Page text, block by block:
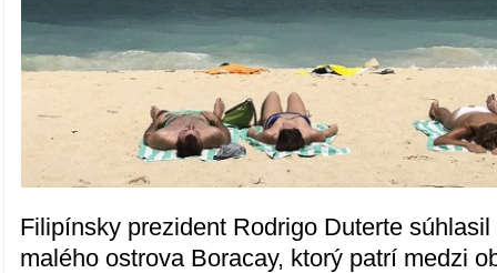
Filipínsky prezident Rodrigo Duterte
malého ostrova Boracay, ktorý patrí medzi